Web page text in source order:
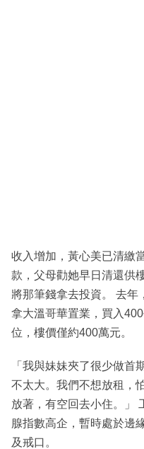
收入增加，黃心美已清繳
款，父母勸她早日清還供
將那筆錢拿去投資。 去年
拿大溫哥華置業，買入
位，樓價僅約400萬元。
「我與妹妹夾了很少做首
不太大。我們不想放租，
放著，有空回去小住。」
腺指數高企，暫時處於邊
及戒口。